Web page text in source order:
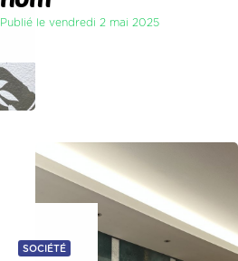
Publié le vendredi 2 mai 2025
SOCIÉTÉ